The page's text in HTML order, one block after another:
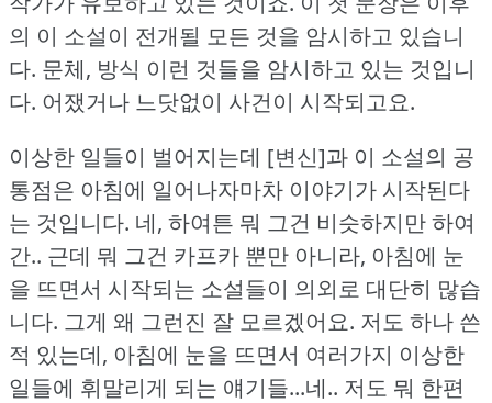
의 이 소설이 전개될 모든 것을 암시하고 있습니
다. 문체, 방식 이런 것들을 암시하고 있는 것입니
다. 어쟀거나 느닷없이 사건이 시작되고요.
이상한 일들이 벌어지는데 [변신]과 이 소설의 공
통점은 아침에 일어나자마차 이야기가 시작된다
는 것입니다. 네, 하여튼 뭐 그건 비슷하지만 하여
간.. 근데 뭐 그건 카프카 뿐만 아니라, 아침에 눈
을 뜨면서 시작되는 소설들이 의외로 대단히 많습
니다. 그게 왜 그런진 잘 모르겠어요. 저도 하나 쓴
적 있는데, 아침에 눈을 뜨면서 여러가지 이상한
일들에 휘말리게 되는 얘기들...네.. 저도 뭐 한편